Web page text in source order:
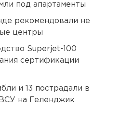
под апартаменты
рекомендовали не
центры
Superjet-100
сертификации
и 13 пострадали в
на Геленджик